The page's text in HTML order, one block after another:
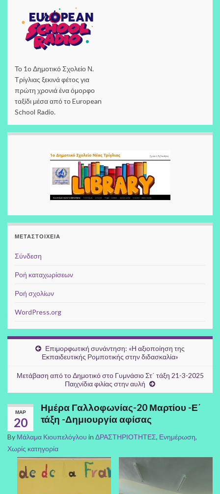
Το 1ο Δημοτικό Σχολείο Ν.
Τρίγλιας ξεκινά φέτος για
πρώτη χρονιά ένα όμορφο
ταξίδι μέσα από το European
School Radio.
ΜΕΤΑΣΤΟΙΧΕΊΑ
Σύνδεση
Ροή καταχωρίσεων
Ροή σχολίων
WordPress.org
Επιμορφωτική συνάντηση: «Η αξιοποίηση της
Εκπαιδευτικής Ρομποτικής στην διδασκαλία»
Μετάβαση από το Δημοτικό στο Γυμνάσιο Στ΄ τάξη 21-3-2025
Παιχνίδια φιλίας στην αυλή
ΜΑΡ
20
Ημέρα Γαλλοφωνίας-20 Μαρτίου -Ε΄
τάξη -Δημιουργία αφίσας
By Μάλαμα Κιουπελόγλου in ΔΡΑΣΤΗΡΙΟΤΗΤΕΣ, Ενημέρωση,
Χωρίς κατηγορία